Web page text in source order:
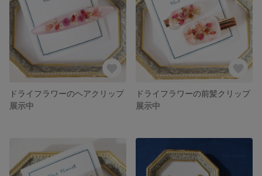
ドライフラワーのヘアクリップ
展示中
ドライフラワーの前髪クリップ
展示中